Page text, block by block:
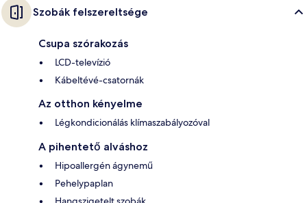
Szobák felszereltsége
Csupa szórakozás
LCD-televízió
Kábeltévé-csatornák
Az otthon kényelme
Légkondicionálás klímaszabályozóval
A pihentető alváshoz
Hipoallergén ágynemű
Pehelypaplan